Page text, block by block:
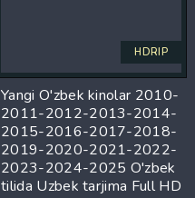
HDRIP
Yangi O'zbek kinolar 2010-
2011-2012-2013-2014-
2015-2016-2017-2018-
2019-2020-2021-2022-
2023-2024-2025 O'zbek
tilida Uzbek tarjima Full HD